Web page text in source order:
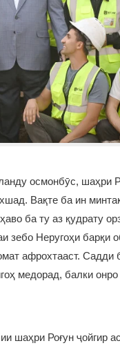
осмонбӯс, шаҳри
Вақте ба ин
ба ту аз қудрату
зебо Неругоҳи барқи
афрохтааст. Садди
медорад, балки
шаҳри Роғун ҷойгир